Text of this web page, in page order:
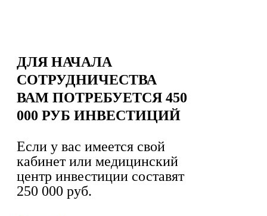
ДЛЯ НАЧАЛА
СОТРУДНИЧЕСТВА
ВАМ ПОТРЕБУЕТСЯ 450
000 РУБ ИНВЕСТИЦИЙ
Если у вас имеется свой
кабинет или медицинский
центр инвестиции составят
250 000 руб.